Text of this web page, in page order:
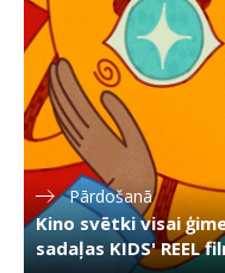
Pārdošanā
Kino svētki visai
sadaļas KIDS' REEL